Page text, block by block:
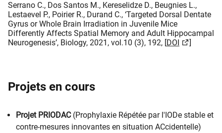
Serrano C., Dos Santos M., Kereselidze D., Beugnies L.,
Lestaevel P., Poirier R., Durand C., ‘Targeted Dorsal Dentate
Gyrus or Whole Brain Irradiation in Juvenile Mice
Differently Affects Spatial Memory and Adult Hippocampal
Neurogenesis’, Biology, 2021, vol.10 (3), 192, [DOI​ ]​
Projets en cours
Projet PRIODAC(Prophylaxie Répétée par l'IODe stable et
contre-mesures innovantes en situation ACcidentelle)